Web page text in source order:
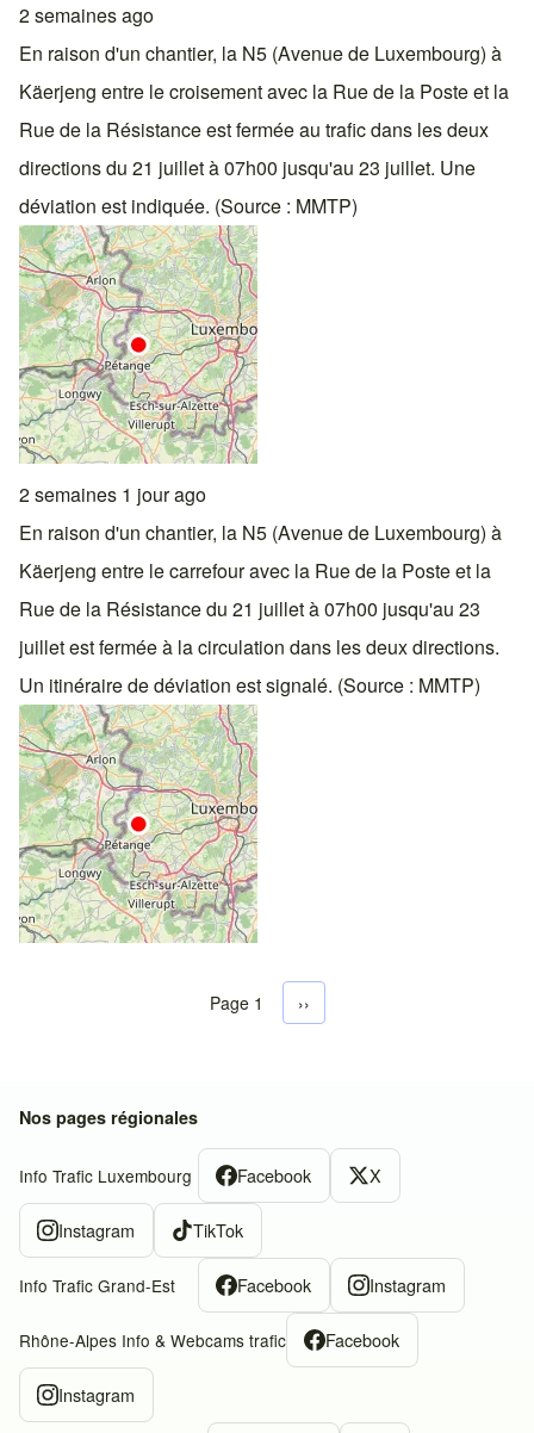
2 semaines ago
En raison d'un chantier, la N5 (Avenue de Luxembourg) à
Käerjeng entre le croisement avec la Rue de la Poste et la
Rue de la Résistance est fermée au trafic dans les deux
directions du 21 juillet à 07h00 jusqu'au 23 juillet. Une
déviation est indiquée. (Source : MMTP)
2 semaines 1 jour ago
En raison d'un chantier, la N5 (Avenue de Luxembourg) à
Käerjeng entre le carrefour avec la Rue de la Poste et la
Rue de la Résistance du 21 juillet à 07h00 jusqu'au 23
juillet est fermée à la circulation dans les deux directions.
Un itinéraire de déviation est signalé. (Source : MMTP)
Pagination
Page 1 Next page
››
Nos pages régionales
Info Trafic Luxembourg Facebook X
Instagram TikTok
Info Trafic Grand-Est Facebook Instagram
Rhône-Alpes Info & Webcams trafic Facebook
Instagram